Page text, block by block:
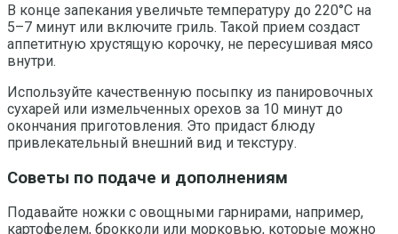
В конце запекания увеличьте температуру до 220°C на
5–7 минут или включите гриль. Такой прием создаст
аппетитную хрустящую корочку, не пересушивая мясо
внутри.
Используйте качественную посыпку из панировочных
сухарей или измельченных орехов за 10 минут до
окончания приготовления. Это придаст блюду
привлекательный внешний вид и текстуру.
Советы по подаче и дополнениям
Подавайте ножки с овощными гарнирами, например,
картофелем, брокколи или морковью, которые можно